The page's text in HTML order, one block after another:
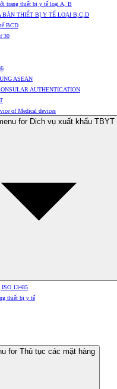
trang thiết bị y tế loại A, B
THIẾT BỊ Y TẾ LOẠI B,C,D
BCD
30
ASEAN
AUTHENTICATION
of Medical devices
for Dịch vụ xuất khẩu TBYT
ISO 13485
thiết bị y tế
for Thủ tục các mặt hàng